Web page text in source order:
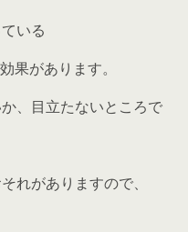
いる
果があります。
、目立たないところで
れがありますので、